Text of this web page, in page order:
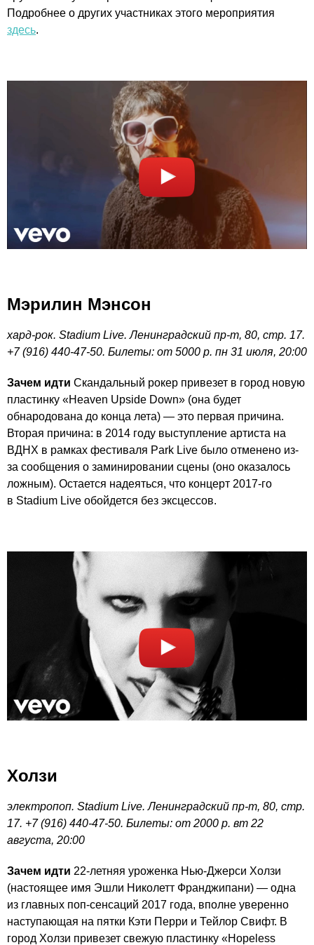
Подробнее о других участниках этого мероприятия
здесь.
Мэрилин Мэнсон
хард-рок. Stadium Live. Ленинградский пр-т, 80, стр. 17.
+7 (916) 440-47-50. Билеты: от 5000 р. пн 31 июля, 20:00
Зачем идти Скандальный рокер привезет в город новую
пластинку «Heaven Upside Down» (она будет
обнародована до конца лета) — это первая причина.
Вторая причина: в 2014 году выступление артиста на
ВДНХ в рамках фестиваля Park Live было отменено из-
за сообщения о заминировании сцены (оно оказалось
ложным). Остается надеяться, что концерт 2017-го
в Stadium Live обойдется без эксцессов.
Холзи
электропоп. Stadium Live. Ленинградский пр-т, 80, стр.
17. +7 (916) 440-47-50. Билеты: от 2000 р. вт 22
августа, 20:00
Зачем идти 22-летняя уроженка Нью-Джерси Холзи
(настоящее имя Эшли Николетт Франджипани) — одна
из главных поп-сенсаций 2017 года, вполне уверенно
наступающая на пятки Кэти Перри и Тейлор Свифт. В
город Холзи привезет свежую пластинку «Hopeless